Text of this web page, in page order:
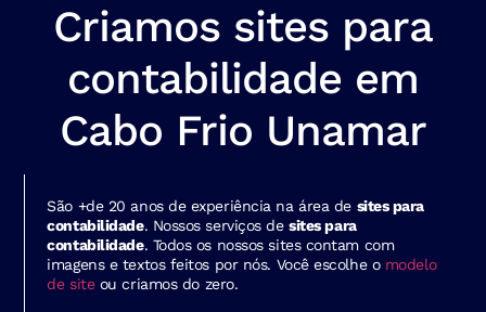
Criamos sites para
contabilidade em
Cabo Frio Unamar
São +de 20 anos de experiência na área de sites para
contabilidade. Nossos serviços desites para
contabilidade. Todos os nossos sites contam com
imagens e textos feitos por nós. Você escolhe o modelo
de siteou criamos do zero.